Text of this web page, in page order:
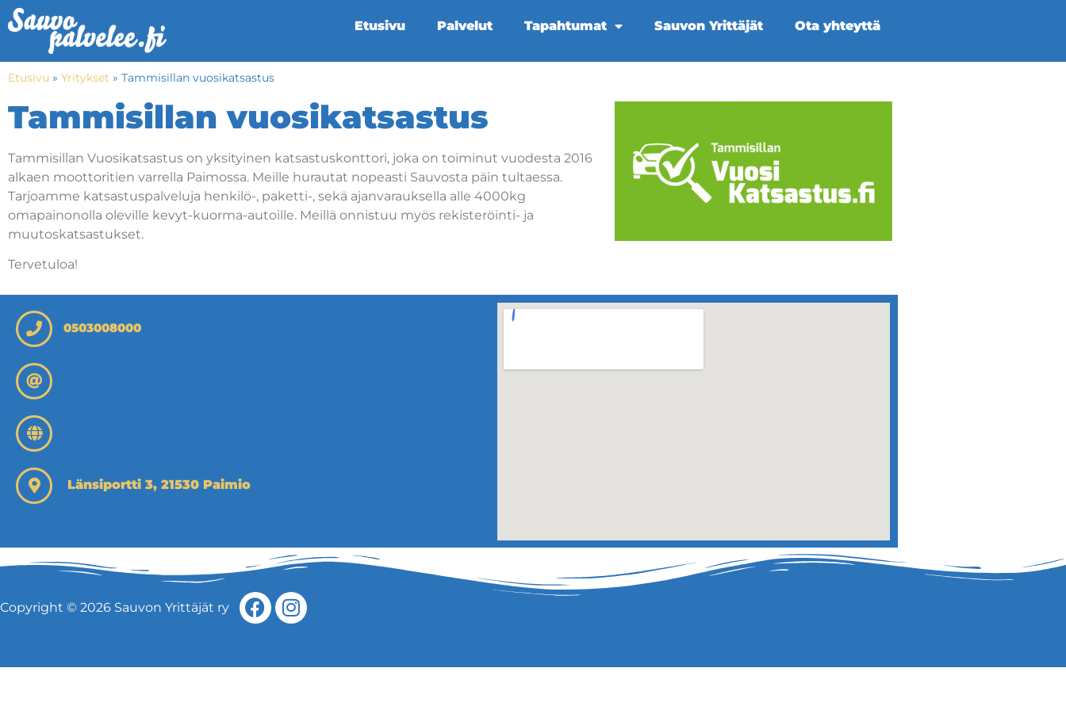
Etusivu Palvelut Tapahtumat Sauvon Yrittäjät Ota yhteyttä
Etusivu » Yritykset » Tammisillan vuosikatsastus
Tammisillan vuosikatsastus
Tammisillan Vuosikatsastus on yksityinen katsastuskonttori, joka on toiminut vuodesta 2016
alkaen moottoritien varrella Paimossa. Meille hurautat nopeasti Sauvosta päin tultaessa.
Tarjoamme katsastuspalveluja henkilö-, paketti-, sekä ajanvarauksella alle 4000kg
omapainonolla oleville kevyt-kuorma-autoille. Meillä onnistuu myös rekisteröinti- ja
muutoskatsastukset.
Tervetuloa!
0503008000
Länsiportti 3, 21530 Paimio
Copyright © 2026 Sauvon Yrittäjät ry